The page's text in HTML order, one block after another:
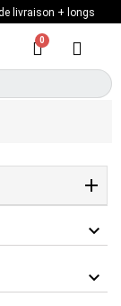
livraison + longs